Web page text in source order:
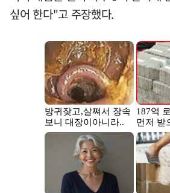
싶어 한다"고 주장했다.